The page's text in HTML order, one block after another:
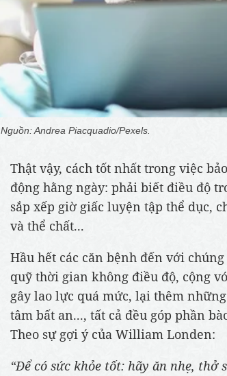
Nguồn: Andrea Piacquadio/Pexels.
Thật vậy, cách tốt nhất trong việc
động hằng ngày: phải biết điều độ
sắp xếp giờ giấc luyện tập thể dục,
và thể chất...
Hầu hết các căn bệnh đến với
quỹ thời gian không điều độ, cộng
gây lao lực quá mức, lại thêm
tâm bất an..., tất cả đều góp phần
Theo sự gợi ý của William Londen:
“Để có sức khỏe tốt: hãy ăn nhẹ, thở